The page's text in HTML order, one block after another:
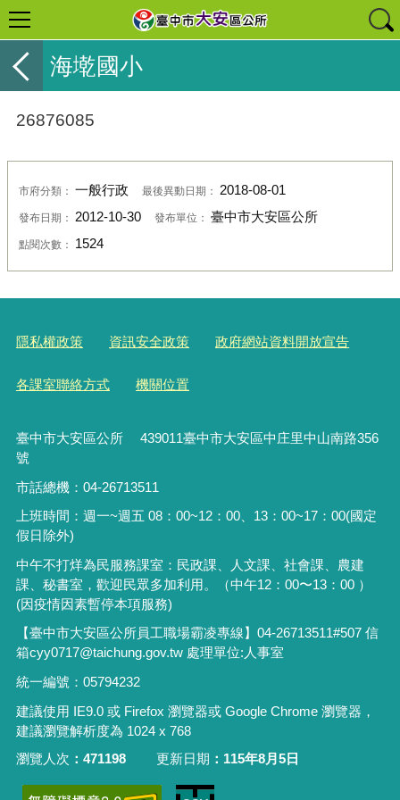
海墘國小
26876085
市府分類： 一般行政 最後異動日期： 2018-08-01
發布日期： 2012-10-30 發布單位： 臺中市大安區公所
點閱次數： 1524
隱私權政策 資訊安全政策 政府網站資料開放宣告
各課室聯絡方式 機關位置
臺中市大安區公所 439011臺中市大安區中庄里中山南路356
號
市話總機：04-26713511
上班時間：週一~週五 08：00~12：00、13：00~17：00(國定
假日除外)
中午不打烊為民服務課室：民政課、人文課、社會課、農建
課、秘書室，歡迎民眾多加利用。（中午12：00〜13：00 ）
(因疫情因素暫停本項服務)
【臺中市大安區公所員工職場霸凌專線】04-26713511#507 信
箱cyy0717@taichung.gov.tw 處理單位:人事室
統一編號：05794232
建議使用 IE9.0 或 Firefox 瀏覽器或 Google Chrome 瀏覽器，
建議瀏覽解析度為 1024 x 768
瀏覽人次
471198 更新日期 115年8月5日